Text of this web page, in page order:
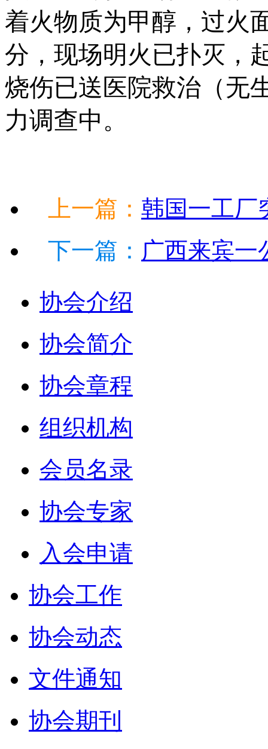
着火物质为甲醇，过火
分，现场明火已扑灭，
烧伤已送医院救治（无
力调查中。
上一篇： 韩国一工厂
下一篇： 广西来宾一
协会介绍
协会简介
协会章程
组织机构
会员名录
协会专家
入会申请
协会工作
协会动态
文件通知
协会期刊